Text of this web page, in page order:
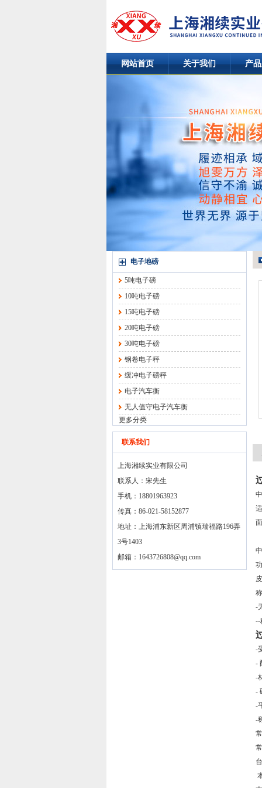
网站首页 关于我们 产
电子地磅
5吨电子磅
10吨电子磅
15吨电子磅
20吨电子磅
30吨电子磅
钢卷电子秤
缓冲电子磅秤
电子汽车衡
无人值守电子汽车衡
更多分类
联系我们
上海湘续实业有限公司
联系人：宋先生
手机：18801963923
传真：86-021-58152877
地址：上海浦东新区周浦镇瑞福路196弄
3号1403
邮箱： 1643726808@qq.com
-
--
-
-
-
-
-
-